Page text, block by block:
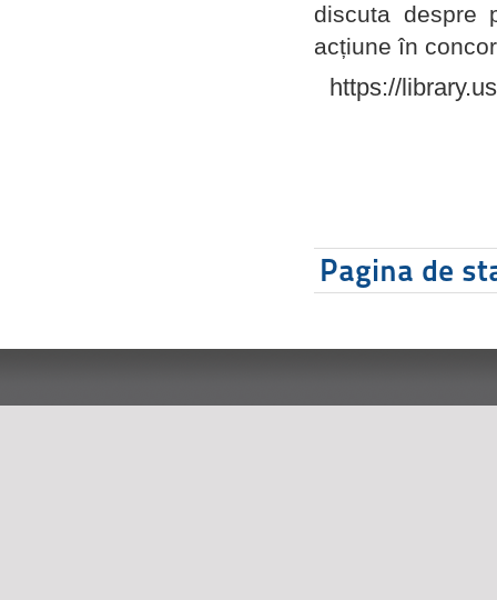
discuta despre
acțiune în
https://
Pagina de